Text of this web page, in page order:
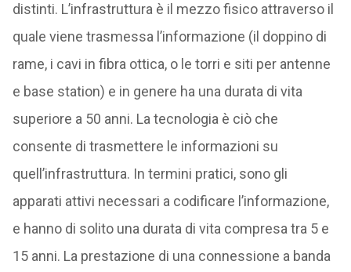
distinti. L’infrastruttura è il mezzo fisico attraverso il
quale viene trasmessa l’informazione (il doppino di
rame, i cavi in fibra ottica, o le torri e siti per antenne
e base station) e in genere ha una durata di vita
superiore a 50 anni. La tecnologia è ciò che
consente di trasmettere le informazioni su
quell’infrastruttura. In termini pratici, sono gli
apparati attivi necessari a codificare l’informazione,
e hanno di solito una durata di vita compresa tra 5 e
15 anni. La prestazione di una connessione a banda